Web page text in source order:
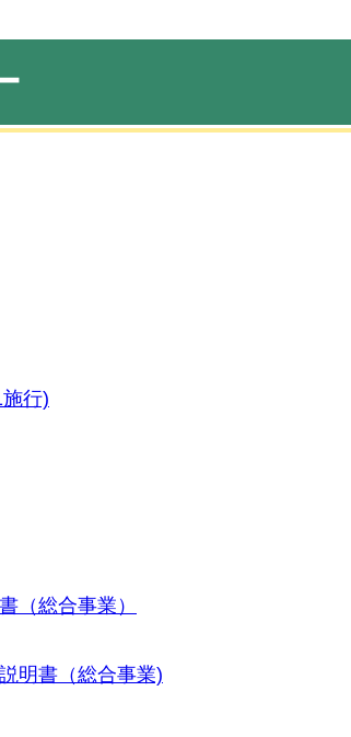
行)
（総合事業）
明書（総合事業)